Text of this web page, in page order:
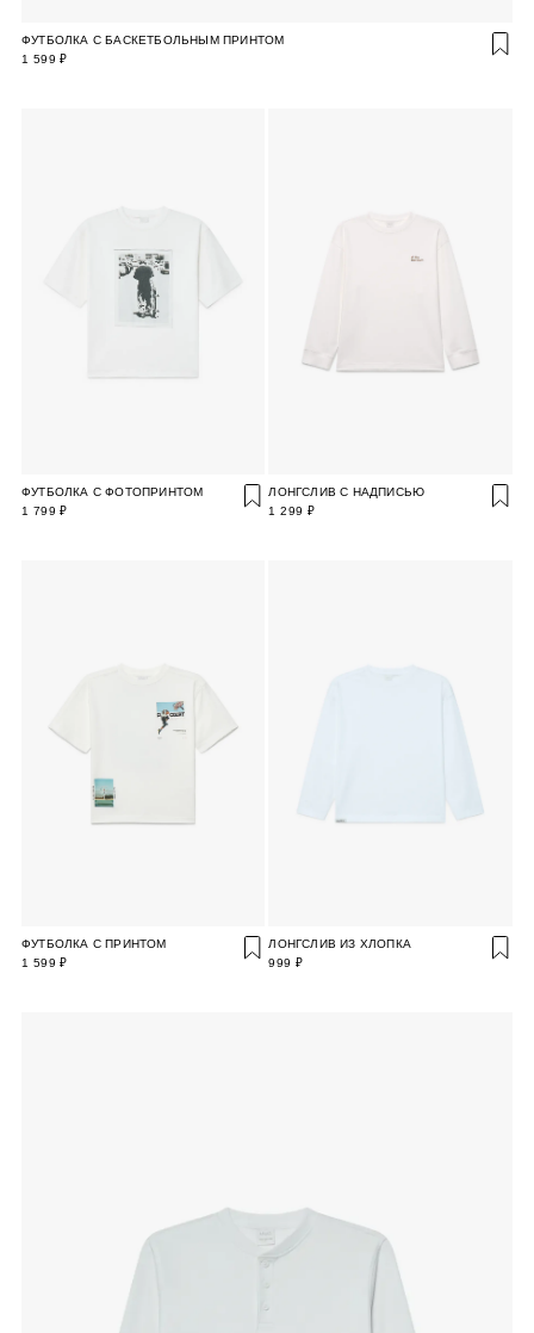
ФУТБОЛКА С БАСКЕТБОЛЬНЫМ ПРИНТОМ
1 599 ₽
ФУТБОЛКА С ФОТОПРИНТОМ
1 799 ₽
ЛОНГСЛИВ С НАДПИСЬЮ
1 299 ₽
ФУТБОЛКА С ПРИНТОМ
1 599 ₽
ЛОНГСЛИВ ИЗ ХЛОПКА
999 ₽